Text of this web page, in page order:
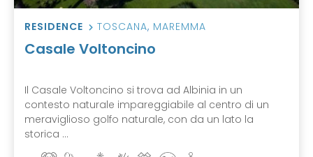
RESIDENCE TOSCANA, MAREMMA
Casale Voltoncino
Il Casale Voltoncino si trova ad Albinia in un
contesto naturale impareggiabile al centro di un
meraviglioso golfo naturale, con da un lato la
storica ...